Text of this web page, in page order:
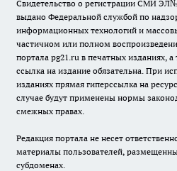
Свидетельство о регистрации СМИ
выдано Федеральной службой по
информационных технологий и
частичном или полном
портала pg21.ru в печатных изданиях,
ссылка на издание обязательна. При
изданиях прямая гиперссылка на
случае будут применены нормы
смежных правах.
Редакция портала не несет
материалы пользователей,
субдоменах.